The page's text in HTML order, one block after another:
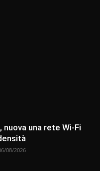
nuova una rete Wi-Fi
08/2026